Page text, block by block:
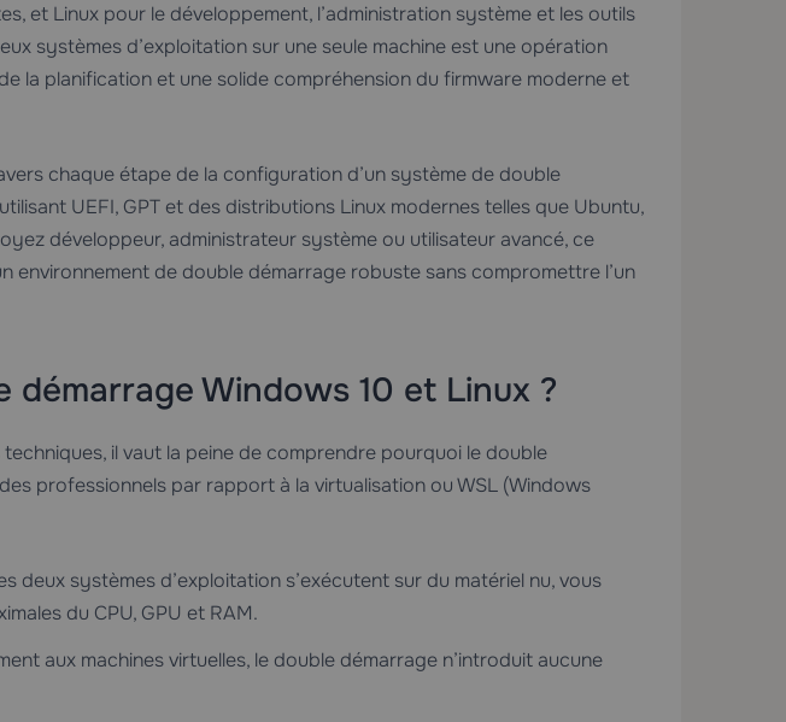
et Linux pour le développement, l’administration système et les outils
systèmes d’exploitation sur une seule machine est une opération
la planification et une solide compréhension du firmware moderne et
chaque étape de la configuration d’un système de double
UEFI, GPT et des distributions Linux modernes telles que Ubuntu,
développeur, administrateur système ou utilisateur avancé, ce
environnement de double démarrage robuste sans compromettre l’un
démarrage Windows 10 et Linux ?
il vaut la peine de comprendre pourquoi le double
professionnels par rapport à la virtualisation ou WSL (Windows
deux systèmes d’exploitation s’exécutent sur du matériel nu, vous
du CPU, GPU et RAM.
aux machines virtuelles, le double démarrage n’introduit aucune